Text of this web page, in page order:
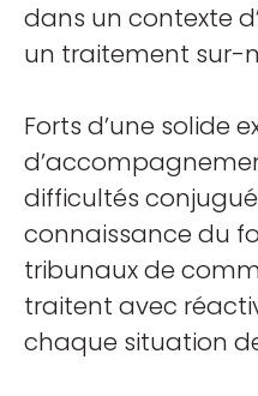
dans un contexte
un traitement sur-
Forts d’une solide
difficultés
connaissance du
tribunaux de
traitent avec
chaque situation